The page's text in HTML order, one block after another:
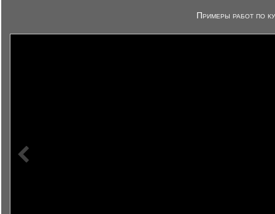
Примеры работ по